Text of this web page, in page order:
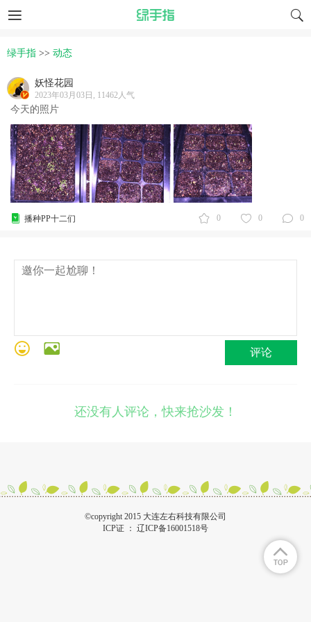
绿手指 >> 动态
妖怪花园
2023年03月03日, 11462人气
今天的照片
0 0 0
播种PP十二们
评论
还没有人评论，快来抢沙发！
©copyright 2015 大连左右科技有限公司
ICP证 ： 辽ICP备16001518号